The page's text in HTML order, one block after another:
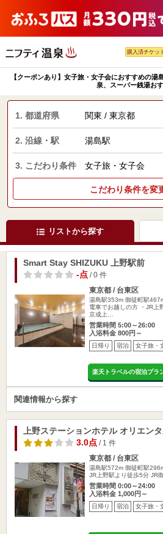
購入済チケッ
【クーポンあり】女子旅・女子会におすすめの
泉、スーパー銭湯お
1. 都道府県 関東 / 東京都
2. 沿線・駅 湯島駅
3. こだわり条件 女子旅・女子会
こだわり条件を変
リストから探す
Smart Stay SHIZUKU 上野駅前
-点/ 0 件
東京都 / 台東区
湯島駅353m 御徒町駅
電車でお越しの方 ・JR上
京成上…
営業時間 5:00～26:00
入浴料金 800円～
日帰り 宿泊 女子旅・
楽天トラベルの宿泊プラ
関連情報から探す
上野ステーションホテル オリエン
3.0点/ 1 件
東京都 / 台東区
湯島駅572m 御徒町駅
JR上野駅より徒歩5分 JR
営業時間 0:00～24:00
入浴料金 1,000円～
日帰り 宿泊 女子旅・